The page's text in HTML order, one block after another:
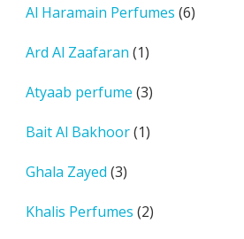
phẩm
Al Haramain Perfumes 66
Ard Al Zaafaran 11
phẩm
Atyaab perfume 33
phẩm
Bait Al Bakhoor 11
Ghala Zayed 33
phẩm
Khalis Perfumes 22